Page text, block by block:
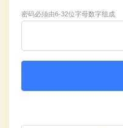
密码必须由6-32位字母数字组成